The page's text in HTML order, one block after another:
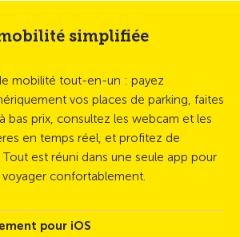
simplifiée
mobilité tout-en-un : payez
vos places de parking, faites
bas prix, consultez les webcam et les
en temps réel, et profitez de
Tout est réuni dans une seule app pour
confortablement.
pour iOS